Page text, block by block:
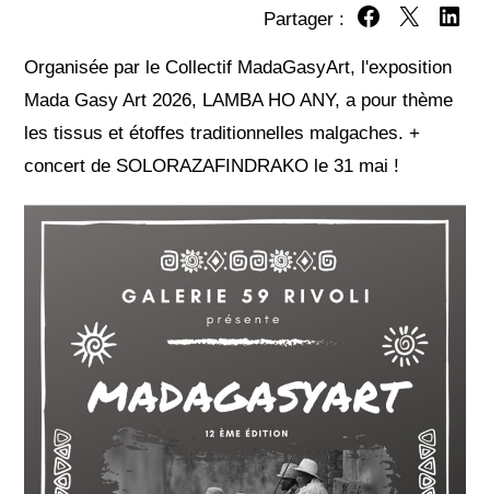
Partager :
Partager sur
Partager
Organisée par le Collectif MadaGasyArt, l'exposition
Mada Gasy Art 2026, LAMBA HO ANY, a pour thème
les tissus et étoffes traditionnelles malgaches. +
concert de SOLORAZAFINDRAKO le 31 mai !